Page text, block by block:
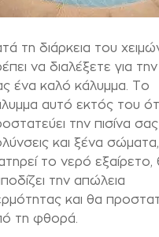
τη διάρκεια του
να διαλέξετε για την
ένα καλό κάλυμμα. Το
αυτό εκτός του
την πισίνα
και ξένα
το νερό εξαίρετο,
την απώλεια
και θα
τη φθορά.